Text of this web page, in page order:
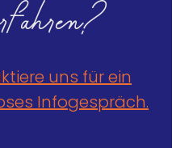
uns für ein
Infogespräch.